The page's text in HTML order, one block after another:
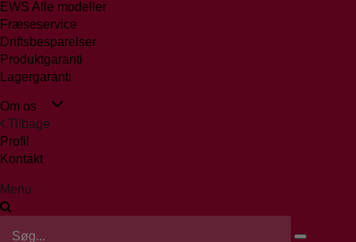
EWS Alle modeller
Fræseservice
Driftsbesparelser
Produktgaranti
Lagergaranti
Om os
Tilbage
Profil
Kontakt
Menu